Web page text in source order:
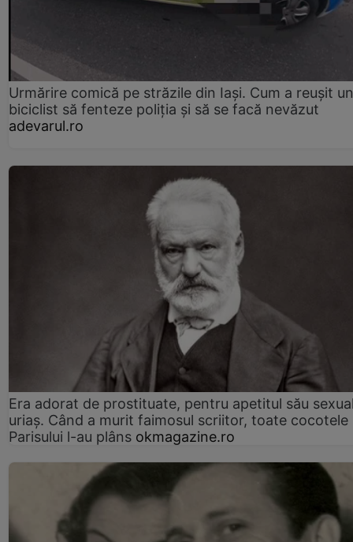
Urmărire comică pe străzile din Iași. Cum a reușit un
biciclist să fenteze poliția și să se facă nevăzut
adevarul.ro
Era adorat de prostituate, pentru apetitul său
uriaș. Când a murit faimosul scriitor, toate cocotele
Parisului l-au plâns okmagazine.ro